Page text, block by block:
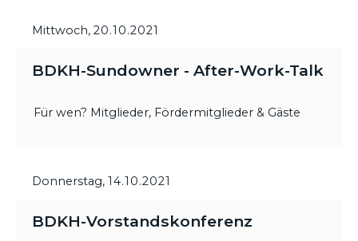
Mittwoch, 20.10.2021
BDKH-Sundowner - After-Work-Talk
Für wen? Mitglieder, Fördermitglieder & Gäste
Donnerstag, 14.10.2021
BDKH-Vorstandskonferenz